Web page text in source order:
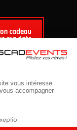
cadeau
ma date
réservés
matière de cookies